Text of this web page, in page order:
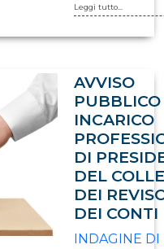
Leggi tutto...
AVVISO
PUBBLICO
INCARICO
DI
DEL
DEI
DEI CONTI
INDAGINE DI